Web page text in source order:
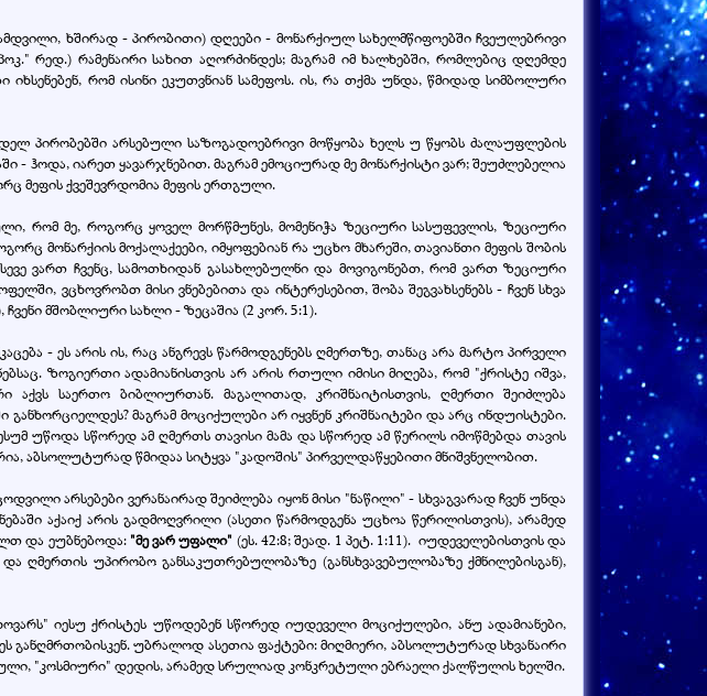
ხშირად - პირობითი) დღეები - მონარქიულ სახელმწიფოებში ჩვეულებრივი
რედ.) რამენაირი სახით აღორძინდეს; მაგრამ იმ ხალხებში, რომლებიც დღემდე
რომ ისინი ეკუთვნიან სამეფოს. ის, რა თქმა უნდა, წმიდად სიმბოლური
პირობებში არსებული საზოგადოებრივი მოწყობა ხელს უ წყობს ძალაუფლების
- ჰოდა, იარეთ ყავარჯნებით. მაგრამ ემოციურად მე მონარქისტი ვარ; შეუძლებელია
მეფის ქვეშევრდომია მეფის ერთგული.
რომ მე, როგორც ყოველ მორწმუნეს, მომენიჭა ზეციური სასუფევლის, ზეციური
მონარქიის მოქალაქეები, იმყოფებიან რა უცხო მხარეში, თავიანთი მეფის შობის
ვართ ჩვენც, სამოთხიდან გასახლებულნი და მოვიგონებთ, რომ ვართ ზეციური
ვცხოვრობთ მისი ვნებებითა და ინტერესებით, შობა შეგვახსენებს - ჩვენ სხვა
ჩვენი მშობლიური სახლი - ზეცაშია (2 კორ. 5:1).
- ეს არის ის, რაც ანგრევს წარმოდგენებს ღმერთზე, თანაც არა მარტო პირველი
ზოგიერთი ადამიანისთვის არ არის რთული იმისი მიღება, რომ "ქრისტე იშვა,
საერთო ბიბლიურთან. მაგალითად, კრიშნაიტისთვის, ღმერთი შეიძლება
მაგრამ მოციქულები არ იყვნენ კრიშნაიტები და არც ინდუისტები.
უწოდა სწორედ ამ ღმერთს თავისი მამა და სწორედ ამ წერილს იმოწმებდა თავის
აბსოლუტურად წმიდაა სიტყვა "კადოშის" პირველდაწყებითი მნიშვნელობით.
არსებები ვერანაირად შეიძლება იყონ მისი "ნაწილი" - სხვაგვარად ჩვენ უნდა
აქაიქ არის გადმოღვრილი (ასეთი წარმოდგენა უცხოა წერილისთვის), არამედ
და ეუბნებოდა: "მე ვარ უფალი" (ეს. 42:8; შეად. 1 პეტ. 1:11). იუდეველებისთვის და
უპირობო განსაკუთრებულობაზე (განსხვავებულობაზე ქმნილებისგან),
იესუ ქრისტეს უწოდებენ სწორედ იუდეველი მოციქულები, ანუ ადამიანები,
უბრალოდ ასეთია ფაქტები: მიღმიერი, აბსოლუტურად სხვანაირი
"კოსმიური" დედის, არამედ სრულიად კონკრეტული ებრაელი ქალწულის ხელში.